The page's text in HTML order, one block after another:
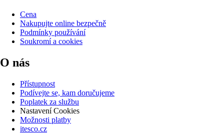
Cena
Nakupujte online bezpečně
Podmínky používání
Soukromí a cookies
O nás
Přístupnost
Podívejte se, kam doručujeme
Poplatek za službu
Nastavení Cookies
Možnosti platby
itesco.cz